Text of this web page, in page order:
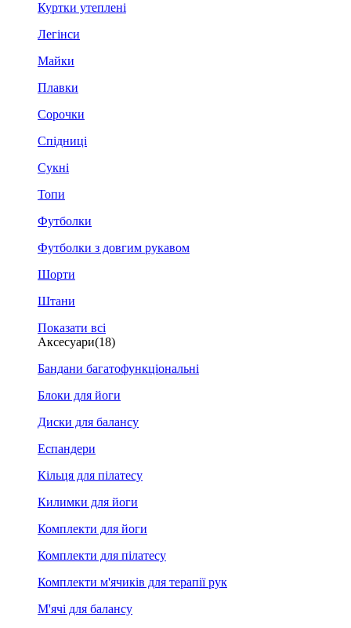
Куртки утеплені
Легінси
Майки
Плавки
Сорочки
Спідниці
Сукні
Топи
Футболки
Футболки з довгим рукавом
Шорти
Штани
Показати всі
Аксесуари(18)
Бандани багатофункціональні
Блоки для йоги
Диски для балансу
Еспандери
Кільця для пілатесу
Килимки для йоги
Комплекти для йоги
Комплекти для пілатесу
Комплекти м'ячиків для терапії рук
М'ячі для балансу